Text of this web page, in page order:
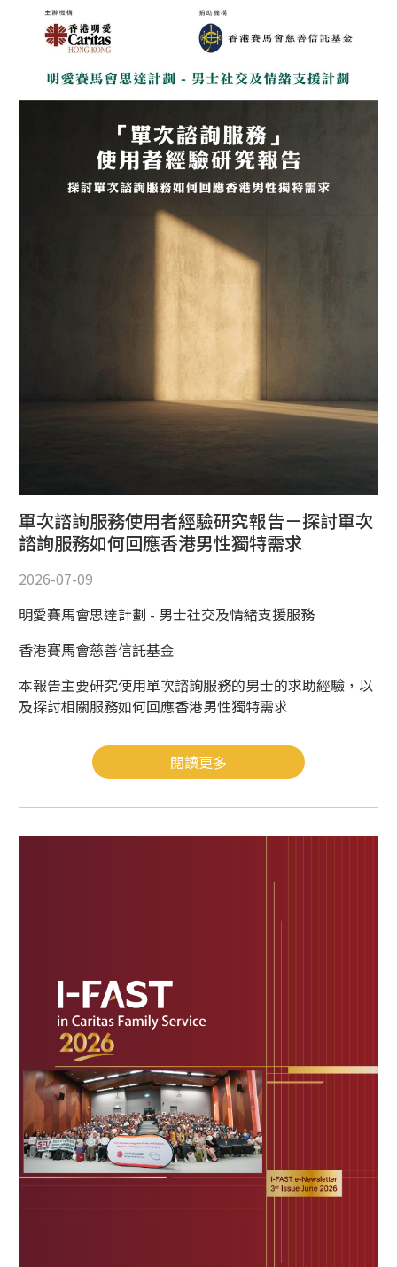
單次諮詢服務使用者經驗研究報告－探討單次
諮詢服務如何回應香港男性獨特需求
2026-07-09
明愛賽馬會思達計劃 - 男士社交及情緒支援服務
香港賽馬會慈善信託基金
本報告主要研究使用單次諮詢服務的男士的求助經驗，以
及探討相關服務如何回應香港男性獨特需求
閱讀更多